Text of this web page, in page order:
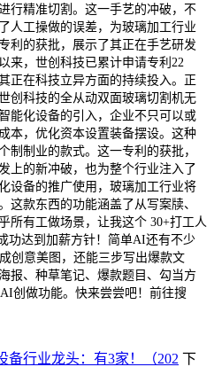
行精准切割。这一手艺的冲破，不
人工操做的误差，为玻璃加工行业
利的获批，展示了其正在手艺研发
来，世创科技已累计申请专利22
正在科技立异方面的持续投入。正
创科技的全从动双面玻璃切割机无
能化设备的引入，企业不只可以或
本，优化资本设置装备摆设。这种
制制业的款式。这一专利的获批，
上的新冲破，也为整个行业注入了
设备的推广使用，玻璃加工行业将
这款东西的功能涵盖了从写案牍、
所有工做场景，让我这个 30+打工人
功达到加薪方针！简单AI还有不少
创意美图，还能三步写出爆款文
报、种草笔记、爆款题目、勾当方
创做功能。快来尝尝吧！前往搜
备行业龙头：有3家！（202 下